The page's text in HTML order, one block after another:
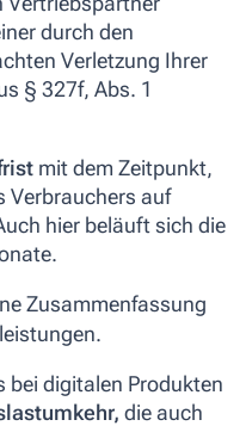
durch den
Verletzung Ihrer
§ 327f, Abs. 1
mit dem Zeitpunkt,
Verbrauchers auf
hier beläuft sich die
Zusammenfassung
bei digitalen Produkten
die auch